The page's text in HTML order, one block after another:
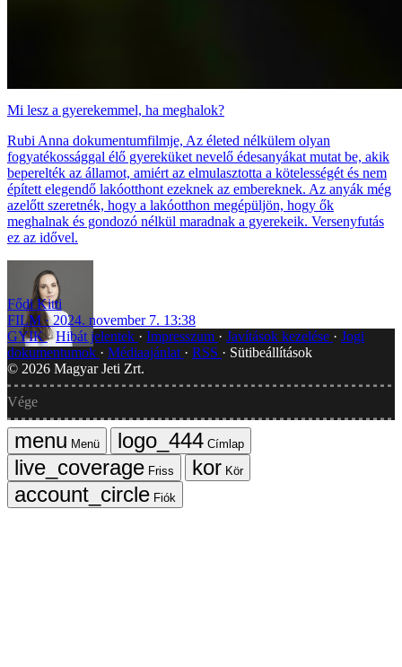
Mi lesz a gyerekemmel, ha meghalok?
Rubi Anna dokumentumfilmje, Az életed nélkülem olyan
fogyatékossággal élő gyereküket nevelő édesanyákat mutat be, akik
beperelték az államot, amiért az elmulasztotta a kötelességét és nem
épített elegendő lakóotthont ezeknek az embereknek. Az anyák még
azelőtt szeretnék, hogy a lakóotthon megépüljön, hogy ők
meghalnak és gondozó nélkül maradnak a gyerekeik. Versenyfutás
ez az idővel.
Fődi Kitti
FILM
2024. november 7. 13:38
GYIK Hibát jelentek Impresszum Javítások kezelése
Jogi
dokumentumok
Médiaajánlat RSS
Sütibeállítások
© 2026 Magyar Jeti Zrt.
Vége
Menü
Címlap
Friss
Kör
Fiók